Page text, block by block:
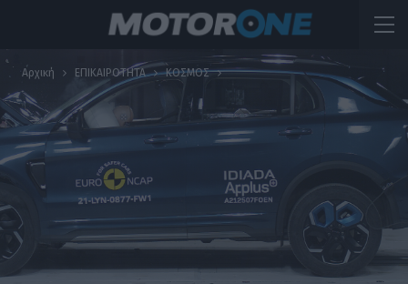
Αρχική ΕΠΙΚΑΙΡΟΤΗΤΑ ΚΟΣΜΟΣ